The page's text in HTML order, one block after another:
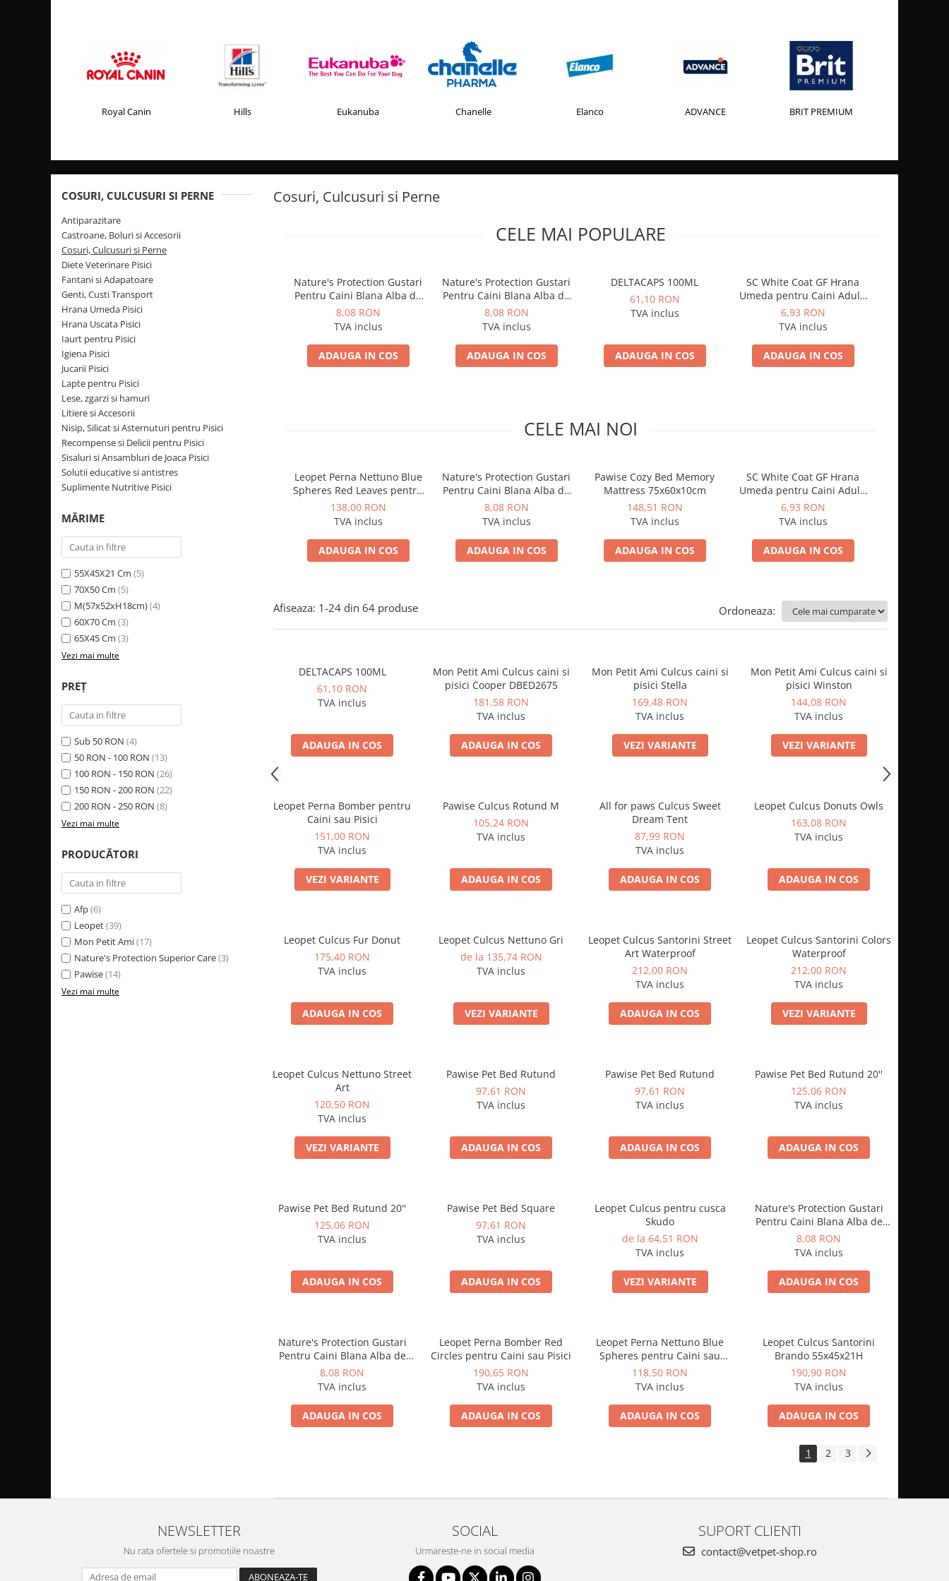
DIETE VETERINARE
ROYAL CANIN DIETE
ANTIPARAZITARE INTERNE
VITAMINE ȘI SUPLIMENTE
NUTRACEUTICE
RECOMPENSE
Masina de tuns
Recipient hrana
ANTIPARAZITARE INTERNE
SUPLIMENTE
Royal Canin Hills Eukanuba Chanelle Elanco ADVANCE BRIT PREMIUM
Cosuri, Culcusuri si Perne
COSURI, CULCUSURI SI PERNE
Antiparazitare
Castroane, Boluri si Accesorii
Cosuri, Culcusuri si Perne
Diete Veterinare Pisici
Fantani si Adapatoare
Genti, Custi Transport
Hrana Umeda Pisici
Hrana Uscata Pisici
Iaurt pentru Pisici
Igiena Pisici
Jucarii Pisici
Lapte pentru Pisici
Lese, zgarzi si hamuri
Litiere si Accesorii
Nisip, Silicat si Asternuturi pentru Pisici
Recompense si Delicii pentru Pisici
Sisaluri si Ansambluri de Joaca Pisici
Solutii educative si antistres
Suplimente Nutritive Pisici
MĂRIME
55X45X21 Cm (5)
70X50 Cm (5)
M(57x52xH18cm)(4)
60X70 Cm (3)
65X45 Cm (3)
Vezi mai multe
PREȚ
Sub 50 RON (4)
50 RON - 100 RON (13)
100 RON - 150 RON (26)
150 RON - 200 RON (22)
200 RON - 250 RON (8)
Vezi mai multe
PRODUCĂTORI
Afp(6)
Leopet(39)
Mon Petit Ami(17)
Nature's Protection Superior Care(3)
Pawise(14)
Vezi mai multe
CELE MAI POPULARE
Nature's Protection Gustari
Pentru Caini Blana Alba de
Toate Rasele cu Ton si
Somon 70g
8,08 RON
TVA inclus
ADAUGA IN COS
Nature's Protection Gustari
Pentru Caini Blana Alba de
Toate Rasele cu Ton si
Biban 70g
8,08 RON
TVA inclus
ADAUGA IN COS
DELTACAPS 100ML
61,10 RON
TVA inclus
ADAUGA IN COS
SC White Coat GF Hrana
Umeda pentru Caini Adulti
cu Peste Alb si Krill in Sos
85 Gr
6,93 RON
TVA inclus
ADAUGA IN COS
CELE MAI NOI
Leopet Perna Nettuno Blue
Spheres Red Leaves pentru
Caini sau Pisici
138,00 RON
TVA inclus
ADAUGA IN COS
Nature's Protection Gustari
Pentru Caini Blana Alba de
Toate Rasele cu Ton si
Biban 70g
8,08 RON
TVA inclus
ADAUGA IN COS
Pawise Cozy Bed Memory
Mattress 75x60x10cm
148,51 RON
TVA inclus
ADAUGA IN COS
SC White Coat GF Hrana
Umeda pentru Caini Adulti
cu Peste Alb si Krill in Sos
85 Gr
6,93 RON
TVA inclus
ADAUGA IN COS
Afiseaza: 1-24 din 64 produse Ordoneaza:
DELTACAPS 100ML
61,10 RON
TVA inclus
ADAUGA IN COS
Mon Petit Ami Culcus caini si
pisici Cooper DBED2675
181,58 RON
TVA inclus
ADAUGA IN COS
Mon Petit Ami Culcus caini si
pisici Stella
169,48 RON
TVA inclus
VEZI VARIANTE
Mon Petit Ami Culcus caini si
pisici Winston
144,08 RON
TVA inclus
VEZI VARIANTE
Leopet Perna Bomber pentru
Caini sau Pisici
151,00 RON
TVA inclus
VEZI VARIANTE
Pawise Culcus Rotund M
105,24 RON
TVA inclus
ADAUGA IN COS
All for paws Culcus Sweet
Dream Tent
87,99 RON
TVA inclus
ADAUGA IN COS
Leopet Culcus Donuts Owls
163,08 RON
TVA inclus
ADAUGA IN COS
Leopet Culcus Fur Donut
175,40 RON
TVA inclus
ADAUGA IN COS
Leopet Culcus Nettuno Gri
de la 135,74 RON
TVA inclus
VEZI VARIANTE
Leopet Culcus Santorini Street
Art Waterproof
212,00 RON
TVA inclus
ADAUGA IN COS
Leopet Culcus Santorini Colors
Waterproof
212,00 RON
TVA inclus
VEZI VARIANTE
Leopet Culcus Nettuno Street
Art
120,50 RON
TVA inclus
VEZI VARIANTE
Pawise Pet Bed Rutund
97,61 RON
TVA inclus
ADAUGA IN COS
Pawise Pet Bed Rutund
97,61 RON
TVA inclus
ADAUGA IN COS
Pawise Pet Bed Rutund 20''
125,06 RON
TVA inclus
ADAUGA IN COS
Pawise Pet Bed Rutund 20''
125,06 RON
TVA inclus
ADAUGA IN COS
Pawise Pet Bed Square
97,61 RON
TVA inclus
ADAUGA IN COS
Leopet Culcus pentru cusca
Skudo
de la 64,51 RON
TVA inclus
VEZI VARIANTE
Nature's Protection Gustari
Pentru Caini Blana Alba de
Toate Rasele cu Ton si Somon
70g
8,08 RON
TVA inclus
ADAUGA IN COS
Nature's Protection Gustari
Pentru Caini Blana Alba de
Toate Rasele cu Ton si Biban
70g
8,08 RON
TVA inclus
ADAUGA IN COS
Leopet Perna Bomber Red
Circles pentru Caini sau Pisici
190,65 RON
TVA inclus
ADAUGA IN COS
Leopet Perna Nettuno Blue
Spheres pentru Caini sau
Pisici
118,50 RON
TVA inclus
ADAUGA IN COS
Leopet Culcus Santorini
Brando 55x45x21H
190,90 RON
TVA inclus
ADAUGA IN COS
1 2 3
NEWSLETTER
Nu rata ofertele si promotiile noastre
SOCIAL
Urmareste-ne in social media
SUPORT CLIENTI
contact@vetpet-shop.ro